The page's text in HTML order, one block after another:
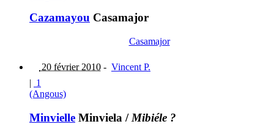
Cazamayou Casamajor
Casamajor
20 février 2010 - Vincent P.
| 1
(Angous)
Minvielle Minviela / Mibiéle ?